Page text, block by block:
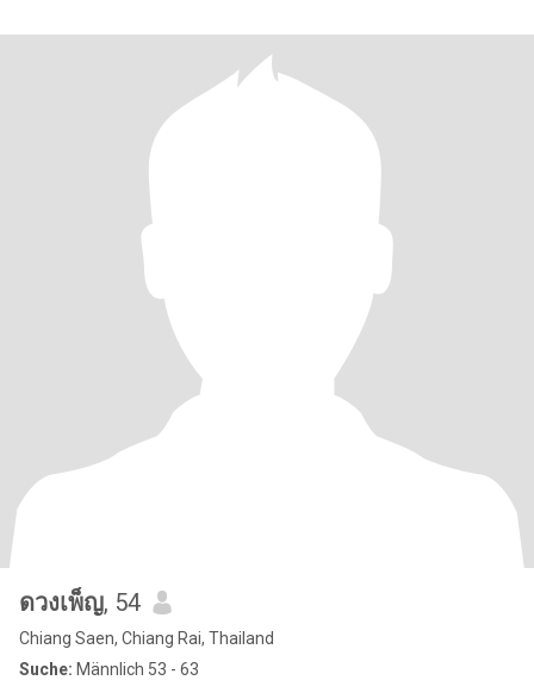
ดวงเพ็ญ, 54
Chiang Saen, Chiang Rai, Thailand
Suche: Männlich 53 - 63